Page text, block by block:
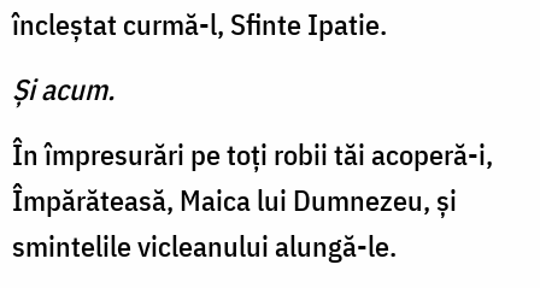
încleştat curmă-l, Sfinte Ipatie.
Şi acum.
În împresurări pe toţi robii tăi acoperă-i,
Împărăteasă, Maica lui Dumnezeu, şi
smintelile vicleanului alungă-le.